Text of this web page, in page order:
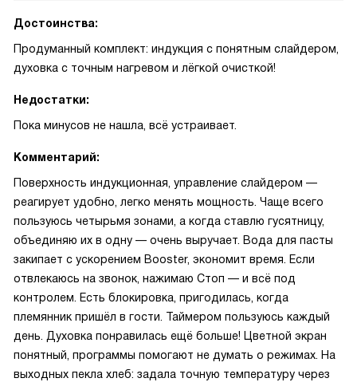
Достоинства:
Продуманный комплект: индукция с понятным слайдером,
духовка с точным нагревом и лёгкой очисткой!
Недостатки:
Пока минусов не нашла, всё устраивает.
Комментарий:
Поверхность индукционная, управление слайдером —
реагирует удобно, легко менять мощность. Чаще всего
пользуюсь четырьмя зонами, а когда ставлю гусятницу,
объединяю их в одну — очень выручает. Вода для пасты
закипает с ускорением Booster, экономит время. Если
отвлекаюсь на звонок, нажимаю Стоп — и всё под
контролем. Есть блокировка, пригодилась, когда
племянник пришёл в гости. Таймером пользуюсь каждый
день. Духовка понравилась ещё больше! Цветной экран
понятный, программы помогают не думать о режимах. На
выходных пекла хлеб: задала точную температуру через